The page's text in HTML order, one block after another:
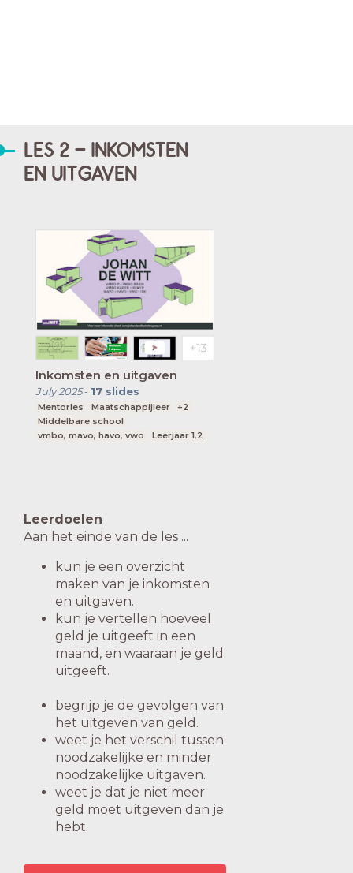
LES 2 - INKOMSTEN
EN UITGAVEN
Inkomsten en uitgaven
July 2025- 17 slides
Mentorles Maatschappijleer
+2
Middelbare school
vmbo, mavo, havo, vwo
Leerjaar 1,2
Leerdoelen
Aan het einde van de les ...
kun je een overzicht
maken van je inkomsten
en uitgaven.
kun je vertellen hoeveel
geld je uitgeeft in een
maand, en waaraan je geld
uitgeeft.
begrijp je de gevolgen van
het uitgeven van geld.
weet je het verschil tussen
noodzakelijke en minder
noodzakelijke uitgaven.
weet je dat je niet meer
geld moet uitgeven dan je
hebt.